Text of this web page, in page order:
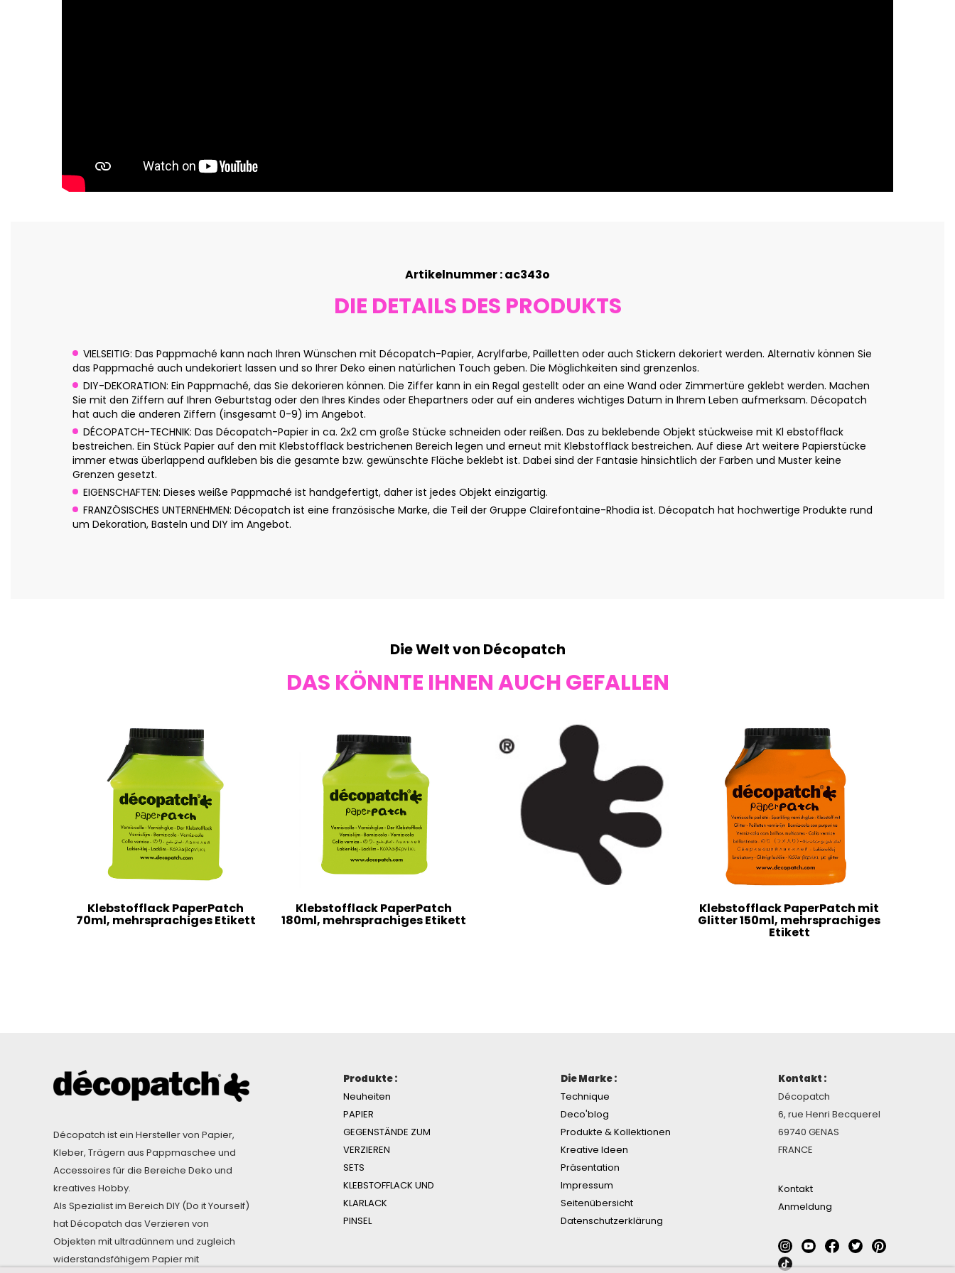
Artikelnummer : ac343o
DIE DETAILS DES PRODUKTS
VIELSEITIG: Das Pappmaché kann nach Ihren Wünschen mit Décopatch-Papier, Acrylfarbe, Pailletten oder auch Stickern dekoriert werden. Alternativ können Sie
das Pappmaché auch undekoriert lassen und so Ihrer Deko einen natürlichen Touch geben. Die Möglichkeiten sind grenzenlos.
DIY-DEKORATION: Ein Pappmaché, das Sie dekorieren können. Die Ziffer kann in ein Regal gestellt oder an eine Wand oder Zimmertüre geklebt werden. Machen
Sie mit den Ziffern auf Ihren Geburtstag oder den Ihres Kindes oder Ehepartners oder auf ein anderes wichtiges Datum in Ihrem Leben aufmerksam. Décopatch
hat auch die anderen Ziffern (insgesamt 0-9) im Angebot.
DÉCOPATCH-TECHNIK: Das Décopatch-Papier in ca. 2x2 cm große Stücke schneiden oder reißen. Das zu beklebende Objekt stückweise mit Kl ebstofflack
bestreichen. Ein Stück Papier auf den mit Klebstofflack bestrichenen Bereich legen und erneut mit Klebstofflack bestreichen. Auf diese Art weitere Papierstücke
immer etwas überlappend aufkleben bis die gesamte bzw. gewünschte Fläche beklebt ist. Dabei sind der Fantasie hinsichtlich der Farben und Muster keine
Grenzen gesetzt.
EIGENSCHAFTEN: Dieses weiße Pappmaché ist handgefertigt, daher ist jedes Objekt einzigartig.
FRANZÖSISCHES UNTERNEHMEN: Décopatch ist eine französische Marke, die Teil der Gruppe Clairefontaine-Rhodia ist. Décopatch hat hochwertige Produkte rund
um Dekoration, Basteln und DIY im Angebot.
Die Welt von Décopatch
DAS KÖNNTE IHNEN AUCH GEFALLEN
Klebstofflack PaperPatch
70ml, mehrsprachiges Etikett
Klebstofflack PaperPatch
180ml, mehrsprachiges Etikett
Klebstofflack PaperPatch mit
Glitter 150ml, mehrsprachiges
Etikett
Décopatch ist ein Hersteller von Papier,
Kleber, Trägern aus Pappmaschee und
Accessoires für die Bereiche Deko und
kreatives Hobby.
Als Spezialist im Bereich DIY (Do it Yourself)
hat Décopatch das Verzieren von
Objekten mit ultradünnem und zugleich
widerstandsfähigem Papier mit
Produkte :
Neuheiten
PAPIER
GEGENSTÄNDE ZUM
VERZIEREN
SETS
KLEBSTOFFLACK UND
KLARLACK
PINSEL
Die Marke :
Technique
Deco'blog
Produkte & Kollektionen
Kreative Ideen
Präsentation
Impressum
Seitenübersicht
Datenschutzerklärung
Kontakt :
Décopatch
6, rue Henri Becquerel
69740 GENAS
FRANCE
Kontakt
Anmeldung